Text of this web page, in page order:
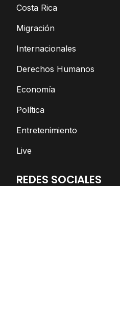
Costa Rica
Migración
Internacionales
Derechos Humanos
Economía
Política
Entretenimiento
Live
REDES SOCIALES